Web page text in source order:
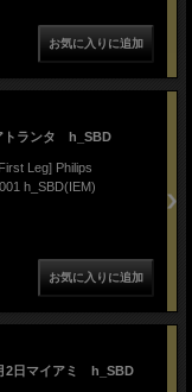
トランタ h_SBD
Leg] Philips
h_SBD(IEM)
2日マイアミ h_SBD